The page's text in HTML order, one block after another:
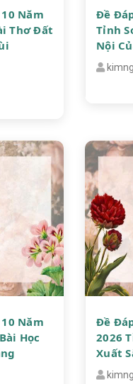
Năm
Thơ Đất
Đề
Tỉnh
Nội
Năm
Học
Đề
2026
Xuất